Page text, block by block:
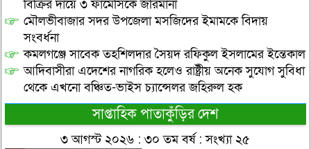
বিক্রির দায়ে ৩ ফার্মেসিকে জরিমানা
মৌলভীবাজার সদর উপজেলা মসজিদের ইমামকে বিদায়
সংবর্ধনা
কমলগঞ্জে সাবেক তহশিলদার সৈয়দ রফিকুল ইসলামের ইন্তেকাল
আদিবাসীরা এদেশের নাগরিক হলেও রাষ্ট্রীয় অনেক সুযোগ সুবিধা
থেকে এখনো বঞ্চিত-ভাইস চ্যান্সেলর জহিরুল হক
সাপ্তাহিক পাতাকুঁড়ির দেশ
৩ আগস্ট ২০২৬ : ৩০ তম বর্ষ : সংখ্যা ২৫